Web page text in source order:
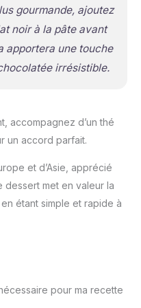
gourmande, ajoutez
noir à la pâte avant
apportera une touche
irrésistible.
accompagnez d’un thé
un accord parfait.
et d’Asie, apprécié
dessert met en valeur la
étant simple et rapide à
pour ma recette